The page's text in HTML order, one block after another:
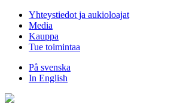
Hyppää
sisältöön
Yhteystiedot ja aukioloajat
Media
Kauppa
Tue toimintaa
På svenska
In English